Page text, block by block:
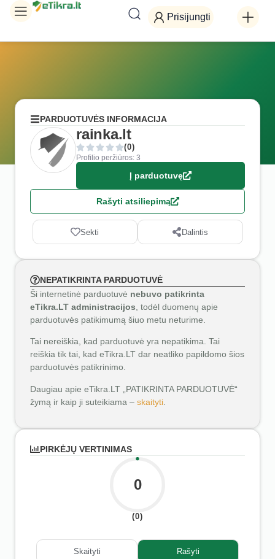
Prisijungti
PARDUOTUVĖS INFORMACIJA
rainka.lt
(0)
Profilio peržiūros: 3
Į parduotuvę
Rašyti atsiliepimą
Sekti Dalintis
NEPATIKRINTA PARDUOTUVĖ
Ši internetinė parduotuvė nebuvo patikrinta
eTikra.LT administracijos , todėl duomenų apie
parduotuvės patikimumą šiuo metu neturime.
Tai nereiškia, kad parduotuvė yra nepatikima. Tai
reiškia tik tai, kad eTikra.LT dar neatliko papildomo šios
parduotuvės patikrinimo.
Daugiau apie eTikra.LT „PATIKRINTA PARDUOTUVĖ“
žymą ir kaip ji suteikiama – skaityti
PIRKĖJŲ VERTINIMAS
0
(0)
Skaityti Rašyti